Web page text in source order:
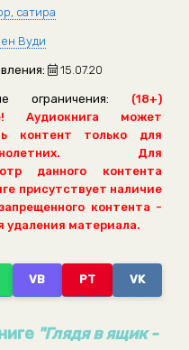
сатира
Вуди
15.07.20
ограничения:
(18+)
Аудиокнига может
контент только для
Для
данного контента
присутствует наличие
контента -
удаления материала.
VB PT VK
"Глядя в ящик -